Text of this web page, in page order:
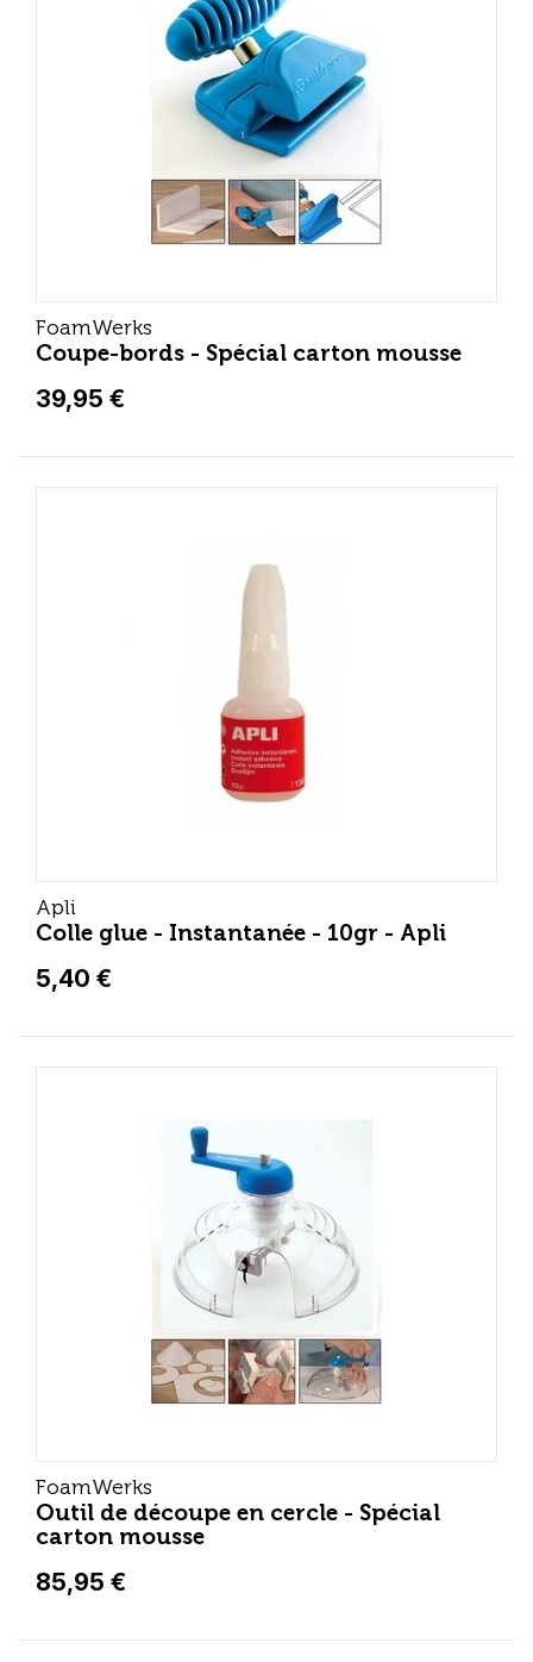
FoamWerks
Coupe-bords - Spécial carton mousse
39,95 €
Apli
Colle glue - Instantanée - 10gr - Apli
5,40 €
FoamWerks
Outil de découpe en cercle - Spécial
carton mousse
85,95 €